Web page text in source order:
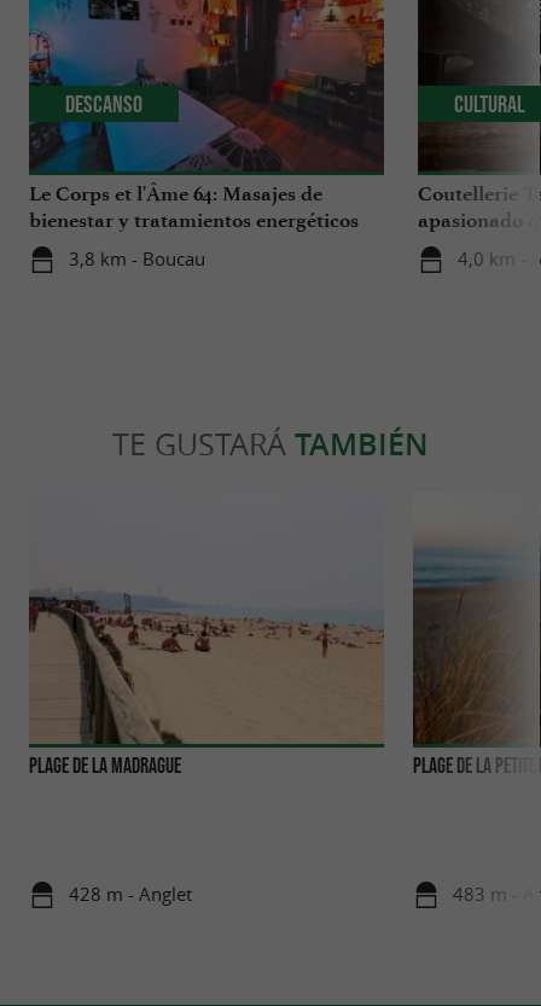
Le Corps et l'Âme 64: Masajes de
bienestar y tratamientos energéticos
en el País Vasco
3,8 km - Boucau
Descanso
Coutellerie
apasionado
Vasco
4,0 km -
Cultural
TE GUSTARÁ TAMBIÉN
Plage de la Madrague
428 m - Anglet
Plage de la petite
483 m -